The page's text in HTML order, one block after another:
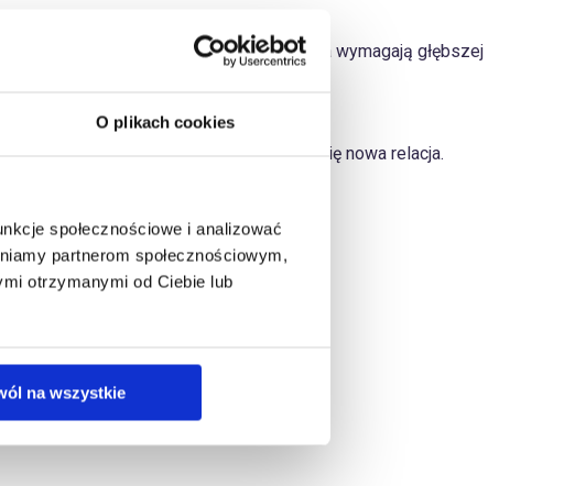
O plikach cookies
społecznościowe i analizować
partnerom społecznościowym,
otrzymanymi od Ciebie lub
na wszystkie
To moment, w którym uczucia wymagają głębszej
swoje potrzeby, zanim pojawi się nowa relacja.
silniejsza i bardziej autentyczna.
filozofią, medycyną, nauką,